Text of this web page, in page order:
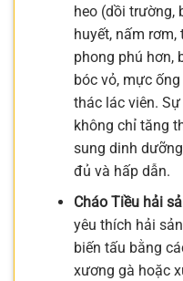
heo (dồi trường,
huyết, nấm
phong phú hơn,
bóc vỏ, mực
thác lác viên.
không chỉ tăng
sung dinh
đủ và hấp dẫn.
Cháo Tiều hải
yêu thích hải
biến tấu bằng
xương gà hoặc